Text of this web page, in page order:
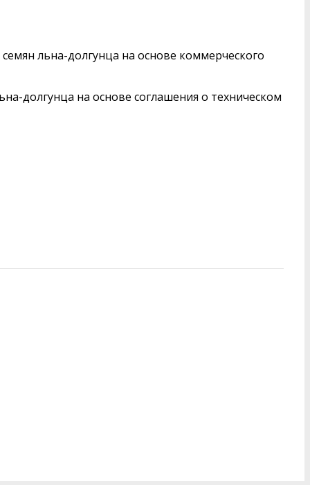
льна-долгунца на основе коммерческого
долгунца на основе соглашения о техническом